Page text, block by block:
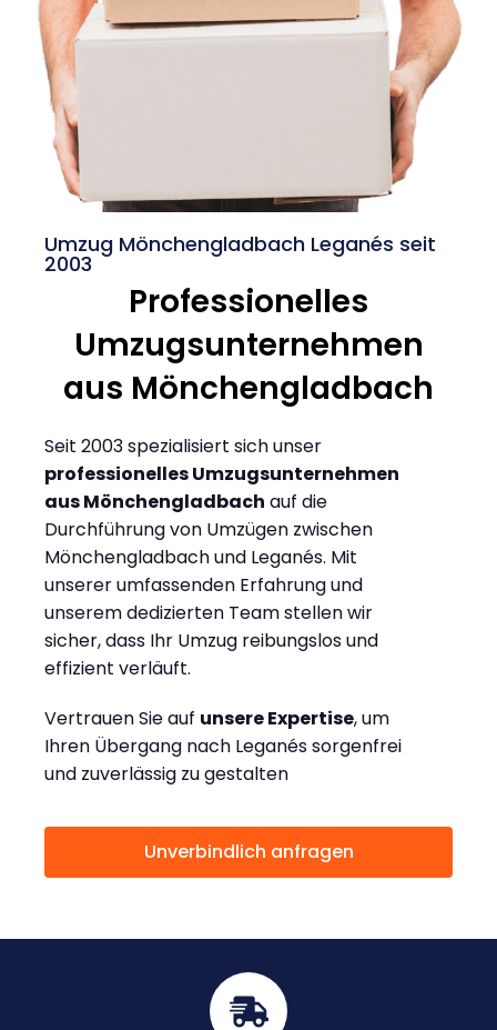
Umzug Mönchengladbach Leganés seit
2003
Professionelles
Umzugsunternehmen
aus Mönchengladbach
Seit 2003 spezialisiert sich unser
professionelles Umzugsunternehmen
aus Mönchengladbach auf die
Durchführung von Umzügen zwischen
Mönchengladbach und Leganés. Mit
unserer umfassenden Erfahrung und
unserem dedizierten Team stellen wir
sicher, dass Ihr Umzug reibungslos und
effizient verläuft.
Vertrauen Sie auf unsere Expertise, um
Ihren Übergang nach Leganés sorgenfrei
und zuverlässig zu gestalten
Unverbindlich anfragen